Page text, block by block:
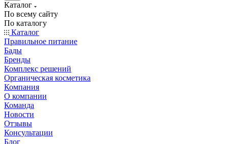
Каталог
По всему сайту
По каталогу
Каталог
Правильное питание
Бады
Бренды
Комплекс решений
Органическая косметика
Компания
О компании
Команда
Новости
Отзывы
Консультации
Блог